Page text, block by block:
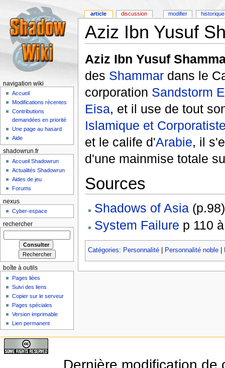
Aziz Ibn Yusuf
Aziz Ibn Yusuf
des Shammardans le
corporation Sandstorm
Eisa, et il use de tout
Islamique et
et le calife d'Arabie, il
d'une mainmise totale
Sources
Shadows of Asia(p.98)
System Failure p 110
Catégories: Personnalité| Personnalité noble|
article discussion modifier historique
navigation wiki
Accueil
Modifications récentes
Contributions
demandées en priorité
Une page au hasard
Aide
shadowrun.fr
Accueil Shadowrun
Actualités Shadowrun
Aides de jeu
Forums
nexus
Cyber-espace
rechercher
boîte à outils
Pages liées
Suivi des liens
Copier sur le serveur
Pages spéciales
Version imprimable
Lien permanent
Dernière modification